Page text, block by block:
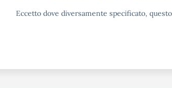
Eccetto dove diversamente specificato,